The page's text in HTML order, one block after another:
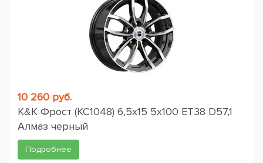
10 260 руб.
K&K Фрост (КС1048) 6,5x15 5x100 ET38 D57,1
Алмаз черный
Подробнее